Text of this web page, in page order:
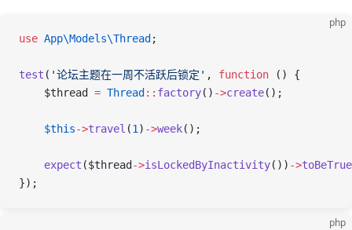
php
use App\Models\Thread ;
test ( '论坛主题在一周不活跃后锁定' , function ()
{
    $thread
= Thread :: factory() ->create();
    $this
->travel (1 ) ->week();
    expect
($thread ->isLockedByInactivity()) ->toBeTrue
});
php